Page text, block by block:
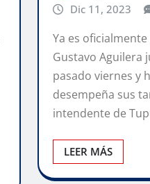
Dic 11, 2023
Ya es
Gustavo Aguilera
pasado viernes y
desempeña sus
intendente de
LEER MÁS